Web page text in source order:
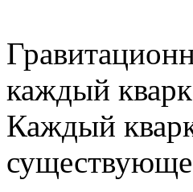
каждый
Каждый